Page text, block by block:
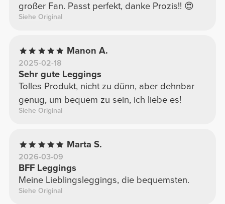
großer Fan. Passt perfekt, danke Prozis!! 😍
Siehe Original
Manon A.
2025-02-18
Sehr gute Leggings
Tolles Produkt, nicht zu dünn, aber dehnbar
genug, um bequem zu sein, ich liebe es!
Siehe Original
Marta S.
2026-03-09
BFF Leggings
Meine Lieblingsleggings, die bequemsten.
Siehe Original